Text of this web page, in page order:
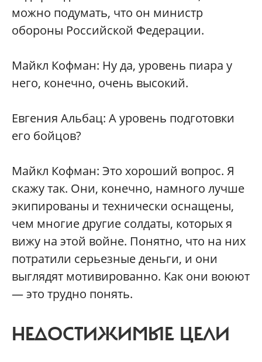
можно подумать, что он министр
обороны Российской Федерации.
Майкл Кофман: Ну да, уровень пиара у
него, конечно, очень высокий.
Евгения Альбац: А уровень подготовки
его бойцов?
Майкл Кофман: Это хороший вопрос. Я
скажу так. Они, конечно, намного лучше
экипированы и технически оснащены,
чем многие другие солдаты, которых я
вижу на этой войне. Понятно, что на них
потратили серьезные деньги, и они
выглядят мотивированно. Как они воюют
— это трудно понять.
НЕДОСТИЖИМЫЕ ЦЕЛИ